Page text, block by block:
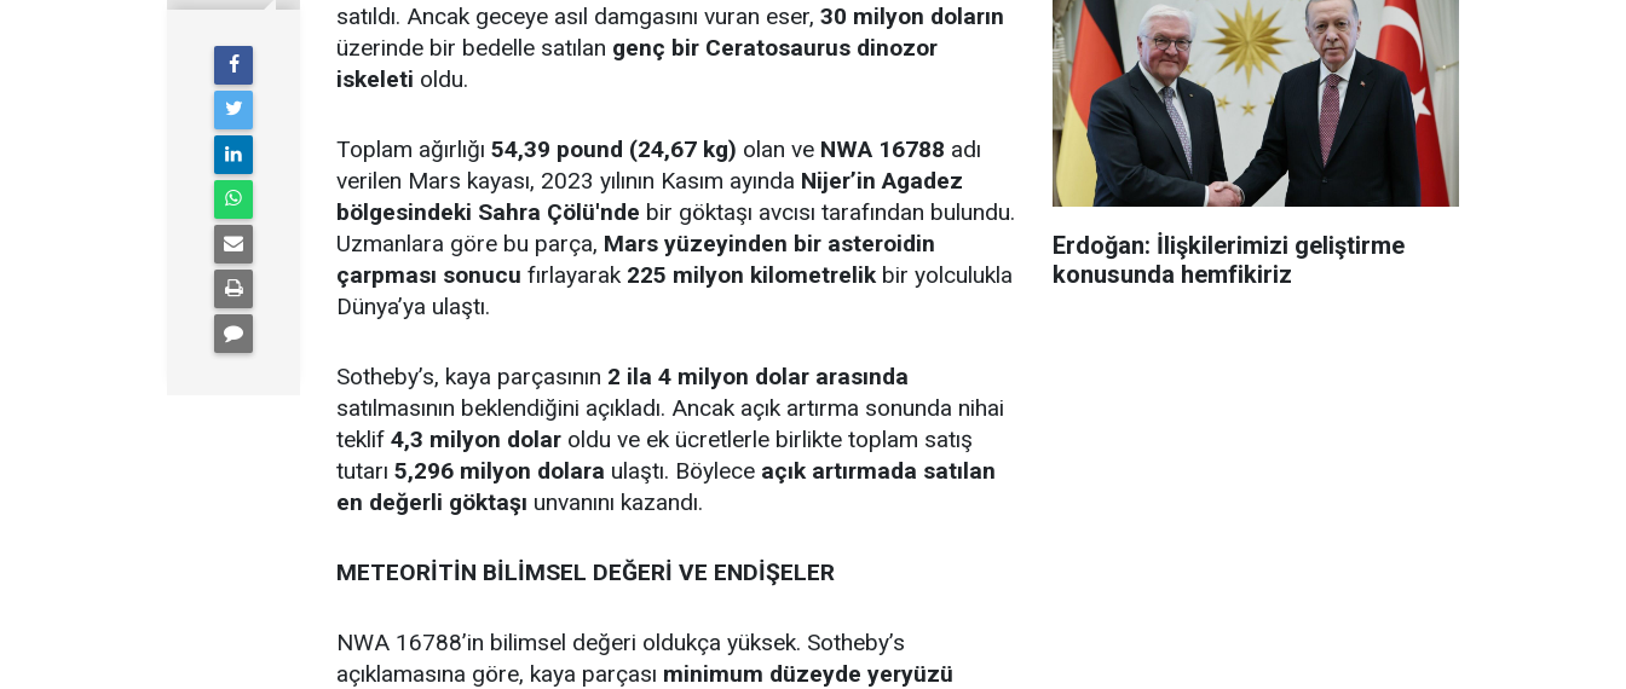
satıldı. Ancak geceye asıl damgasını vuran eser, 30 milyon doların
üzerinde bir bedelle satılan genç bir Ceratosaurus dinozor
iskeleti oldu.
Toplam ağırlığı 54,39 pound (24,67 kg) olan ve NWA 16788 adı
verilen Mars kayası, 2023 yılının Kasım ayında Nijer’in Agadez
bölgesindeki Sahra Çölü'nde bir göktaşı avcısı tarafından bulundu.
Uzmanlara göre bu parça, Mars yüzeyinden bir asteroidin
çarpması sonucu fırlayarak 225 milyon kilometrelikbir yolculukla
Dünya’ya ulaştı.
Sotheby’s, kaya parçasının 2 ila 4 milyon dolar arasında
satılmasının beklendiğini açıkladı. Ancak açık artırma sonunda nihai
teklif 4,3 milyon dolar oldu ve ek ücretlerle birlikte toplam satış
tutarı 5,296 milyon dolara ulaştı. Böylece açık artırmada satılan
en değerli göktaşı unvanını kazandı.
METEORİTİN BİLİMSEL DEĞERİ VE ENDİŞELER
NWA 16788’in bilimsel değeri oldukça yüksek. Sotheby’s
açıklamasına göre, kaya parçası minimum düzeyde yeryüzü
Erdoğan: İlişkilerimizi geliştirme
konusunda hemfikiriz